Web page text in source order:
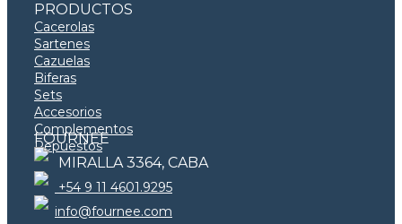
PRODUCTOS
Cacerolas
Sartenes
Cazuelas
Biferas
Sets
Accesorios
Complementos
Repuestos
FOURNEE
MIRALLA 3364, CABA
+54 9 11 4601.9295
info@fournee.com